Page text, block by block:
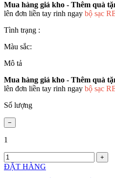
Mua hàng giá kho - Thêm quà
lên đơn liền tay rinh ngay bộ sạc
Tình trạng :
Màu sắc:
Mô tả
Mua hàng giá kho - Thêm quà
lên đơn liền tay rinh ngay bộ sạc
Số lượng
1
ĐẶT HÀNG